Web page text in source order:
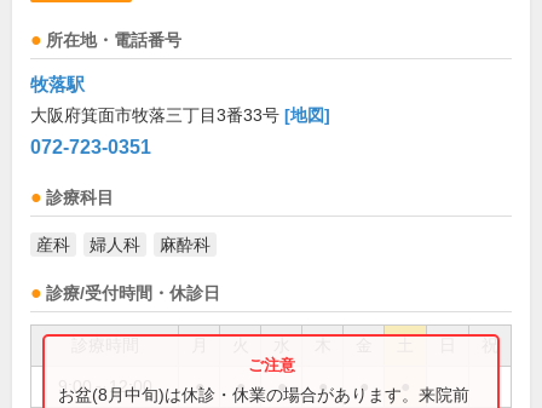
所在地・電話番号
牧落駅
大阪府箕面市牧落三丁目3番33号 [地図]
072-723-0351
診療科目
産科 婦人科 麻酔科
診療/受付時間・休診日
祝
9:00～12:00 ● ● ● ● ●
お盆(8月中旬)は休診・休業の場合があります。来院前